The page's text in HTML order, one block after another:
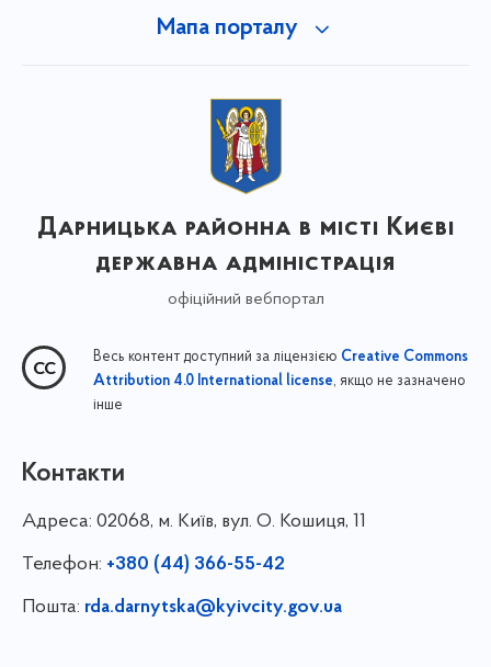
Мапа порталу
Дарницька районна в місті Києві
державна адміністрація
офіційний вебпортал
Весь контент доступний за ліцензією Creative Commons
Attribution 4.0 International license, якщо не зазначено
інше
Контакти
Адреса: 02068, м. Київ, вул. О. Кошиця, 11
Телефон: +380 (44) 366-55-42
Пошта: rda.darnytska@kyivcity.gov.ua